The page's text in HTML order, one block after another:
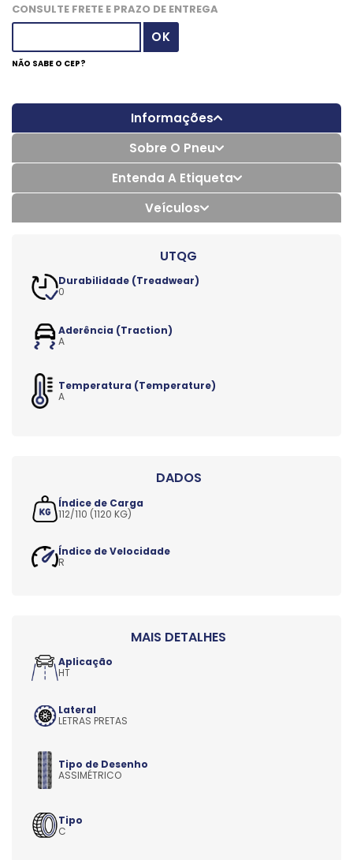
CONSULTE FRETE E PRAZO DE ENTREGA
NÃO SABE O CEP?
Informações
Sobre O Pneu
Entenda A Etiqueta
Veículos
Durabilidade (Treadwear)
0
Aderência (Traction)
A
Temperatura (Temperature)
A
Índice de Carga
112/110 (1120 KG)
Índice de Velocidade
R
Aplicação
HT
Lateral
LETRAS PRETAS
Tipo de Desenho
ASSIMÉTRICO
Tipo
C